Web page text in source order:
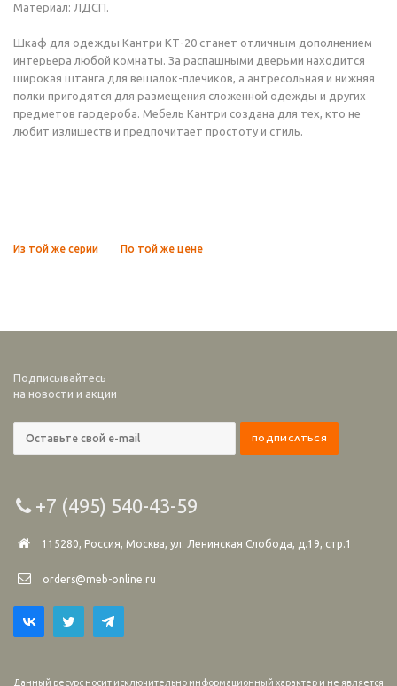
Материал: ЛДСП.
Шкаф для одежды Кантри КТ-20 станет отличным дополнением
интерьера любой комнаты. За распашными дверьми находится
широкая штанга для вешалок-плечиков, а антресольная и нижняя
полки пригодятся для размещения сложенной одежды и других
предметов гардероба. Мебель Кантри создана для тех, кто не
любит излишеств и предпочитает простоту и стиль.
Из той же серии По той же цене
Подписывайтесь
на новости и акции
+7 (495) 540-43-59
115280, Россия, Москва, ул. Ленинская Слобода, д.19, стр.1
orders@meb-online.ru
Данный ресурс носит исключительно информационный характер и не является